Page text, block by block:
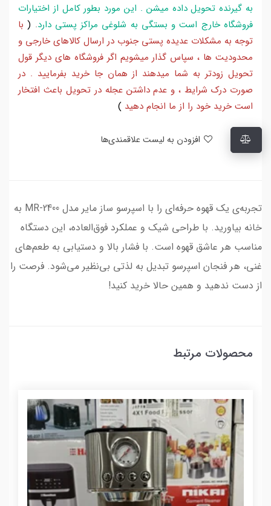
به گیرنده تحویل داده میشن . این مورد بطور کامل از اختیارات
فروشگاه خارج است و بستگی به شلوغی مراکز پستی دارد.
(با
توجه به مشکلات عدیده پستی جنوب در ارسال کالاهای خارجی و
محدودیت ها ، سپاس گذار میشویم اگر فروشگاه های دیگر قول
تحویل زودتر به شما میدهند از همان جا خرید بفرمایید . در
صورت درک شرایط ، و عدم داشتن عجله در تحویل باعث افتخار
است خرید خود را از ما انجام دهید )
تجربه‌ی یک قهوه حرفه‌ای را با اسپرسو ساز مایر مدل MR-2400 به
خانه بیاورید. با طراحی شیک و عملکرد فوق‌العاده، این دستگاه
مناسب هر عاشق قهوه است. با فشار بالا و دستیابی به طعم‌های
غنی، هر فنجان اسپرسو تبدیل به لذتی بی‌نظیر می‌شود. فرصت را
از دست ندهید و همین حالا خرید کنید!
محصولات مرتبط